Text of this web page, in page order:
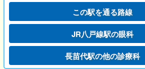
この駅を通る路線
JR八戸線駅の眼科
長苗代駅の他の診療科